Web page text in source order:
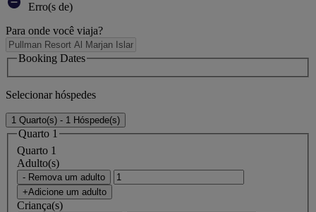
Erro(s de)
Para onde você viaja?
Booking Dates
Selecionar hóspedes
1 Quarto(s) - 1 Hóspede(s)
Quarto 1
Quarto 1
Adulto(s)
- Remova um adulto
+Adicione um adulto
Criança(s)